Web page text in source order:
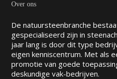
Over ons
De natuursteenbranche
gespecialiseerd zijn in
jaar lang is door dit type
eigen kenniscentrum. Met als
promotie van goede
deskundige vak-bedrijven.